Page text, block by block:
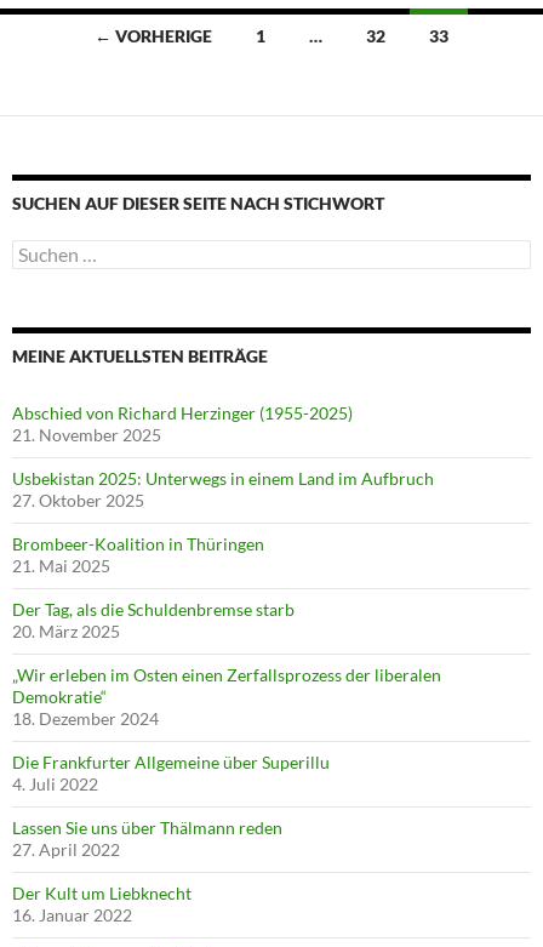
Beitragsnavigation
← VORHERIGE 1 … 32 33
SUCHEN AUF DIESER SEITE NACH STICHWORT
Suche
nach:
MEINE AKTUELLSTEN BEITRÄGE
Abschied von Richard Herzinger (1955-2025)
21. November 2025
Usbekistan 2025: Unterwegs in einem Land im Aufbruch
27. Oktober 2025
Brombeer-Koalition in Thüringen
21. Mai 2025
Der Tag, als die Schuldenbremse starb
20. März 2025
„Wir erleben im Osten einen Zerfallsprozess der liberalen
Demokratie“
18. Dezember 2024
Die Frankfurter Allgemeine über Superillu
4. Juli 2022
Lassen Sie uns über Thälmann reden
27. April 2022
Der Kult um Liebknecht
16. Januar 2022